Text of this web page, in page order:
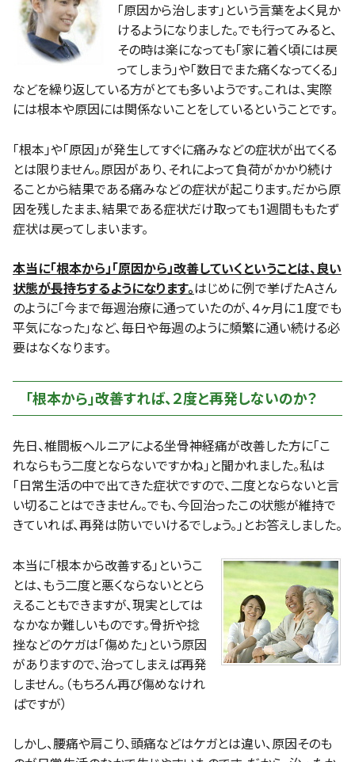
「原因から治します」という言葉をよく見か
けるようになりました。でも行ってみると、
その時は楽になっても「家に着く頃には戻
ってしまう」や「数日でまた痛くなってくる」
などを繰り返している方がとても多いようです。これは、実際
には根本や原因には関係ないことをしているということです。
「根本」や「原因」が発生してすぐに痛みなどの症状が出てくる
とは限りません。原因があり、それによって負荷がかかり続け
ることから結果である痛みなどの症状が起こります。だから原
因を残したまま、結果である症状だけ取っても1週間ももたず
症状は戻ってしまいます。
本当に「根本から」「原因から」改善していくということは、良い
状態が長持ちするようになります。はじめに例で挙げたＡさん
のように「今まで毎週治療に通っていたのが、４ヶ月に１度でも
平気になった」など、毎日や毎週のように頻繁に通い続ける必
要はなくなります。
「根本から」改善すれば、２度と再発しないのか？
先日、椎間板ヘルニアによる坐骨神経痛が改善した方に「こ
れならもう二度とならないですかね」と聞かれました。私は
「日常生活の中で出てきた症状ですので、二度とならないと言
い切ることはできません。でも、今回治ったこの状態が維持で
きていれば、再発は防いでいけるでしょう。」とお答えしました。
本当に「根本から改善する」というこ
とは、もう二度と悪くならないととら
えることもできますが、現実としては
なかなか難しいものです。骨折や捻
挫などのケガは「傷めた」という原因
がありますので、治ってしまえば再発
しません。（もちろん再び傷めなけれ
ばですが）
しかし、腰痛や肩こり、頭痛などはケガとは違い、原因そのも